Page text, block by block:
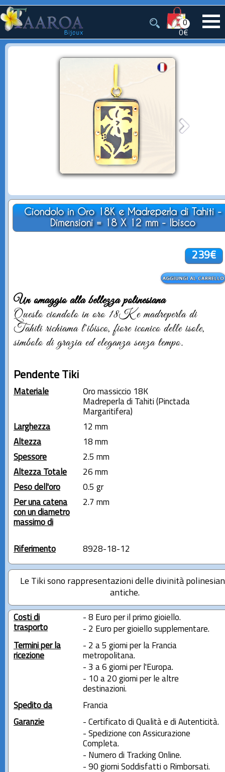
0
0€
Ciondolo in Oro 18K e Madreperla di Tahiti -
Dimensioni = 18 X 12 mm - Ibisco
239€
Un omaggio alla bellezza polinesiana
Questo ciondolo in oro 18K e madreperla di
Tahiti richiama l'ibisco, fiore iconico delle isole,
simbolo di grazia ed eleganza senza tempo.
Pendente Tiki
Materiale
Oro massiccio 18K
Madreperla di Tahiti (Pinctada
Margaritifera)
Larghezza
12 mm
Altezza
18 mm
Spessore
2.5 mm
Altezza Totale
26 mm
Peso dell'oro
0.5 gr
Per una catena
con un diametro
massimo di
2.7 mm
Riferimento 8928-18-12
Le Tiki sono rappresentazioni delle divinità
antiche.
Costi di
trasporto
- 8 Euro per il primo gioiello.
- 2 Euro per gioiello supplementare.
Termini per la
ricezione
- 2 a 5 giorni per la Francia
metropolitana.
- 3 a 6 giorni per l'Europa.
- 10 a 20 giorni per le altre
destinazioni.
Spedito da
Francia
Garanzie
- Certificato di Qualità e di Autenticità.
- Spedizione con Assicurazione
Completa.
- Numero di Tracking Online.
- 90 giorni Soddisfatti o Rimborsati.